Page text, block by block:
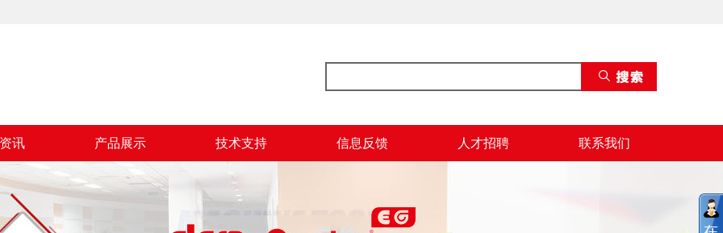
讯 产品展示 技术支持 信息反馈 人才招聘 联系我们